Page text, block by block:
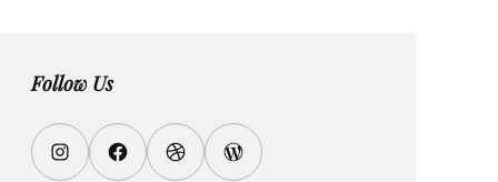
Follow Us
I
F
D
W